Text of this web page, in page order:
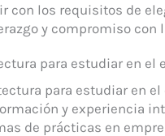
con los requisitos de
y compromiso con
para estudiar en
para estudiar en
y experiencia
de prácticas en